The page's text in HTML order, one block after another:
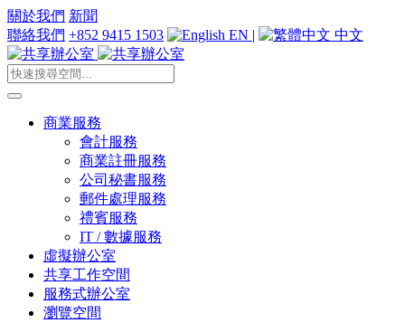
關於我們 新聞
聯絡我們 +852 9415 1503 EN | 中文
商業服務
會計服務
商業註冊服務
公司秘書服務
郵件處理服務
禮賓服務
IT / 數據服務
虛擬辦公室
共享工作空間
服務式辦公室
瀏覽空間